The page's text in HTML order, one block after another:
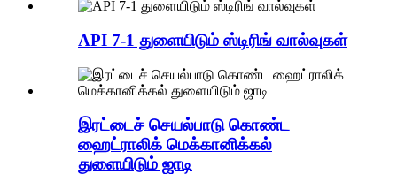
API 7-1 துளையிடும் ஸ்டிரிங் வால்வுகள்
இரட்டைச் செயல்பாடு கொண்ட
ஹைட்ராலிக் மெக்கானிக்கல்
துளையிடும் ஜாடி